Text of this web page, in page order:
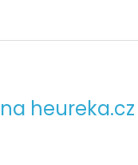
heureka.cz